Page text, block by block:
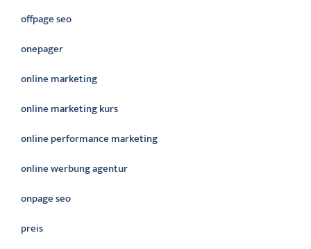
offpage seo
onepager
online marketing
online marketing kurs
online performance marketing
online werbung agentur
onpage seo
preis